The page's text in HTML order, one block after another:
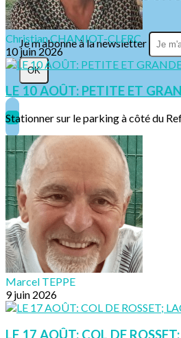
Je m'abonne à la newsletter
OK
Christian CHAMIOT-CLERC
10 juin 2026
LE 10 AOÛT: PETITE ET
Stationner sur le parking à côté du
Marcel TEPPE
9 juin 2026
LE 17 AOÛT: COL DE